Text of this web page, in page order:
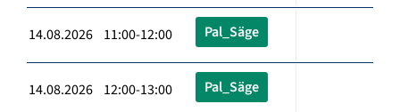
14.08.2026 11:00-12:00 Pal_Säge
14.08.2026 12:00-13:00 Pal_Säge